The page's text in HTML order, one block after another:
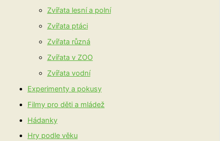
Zvířata lesní a polní
Zvířata ptáci
Zvířata různá
Zvířata v ZOO
Zvířata vodní
Experimenty a pokusy
Filmy pro děti a mládež
Hádanky
Hry podle věku